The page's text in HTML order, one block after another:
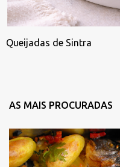
Queijadas de Sintra
AS MAIS PROCURADAS